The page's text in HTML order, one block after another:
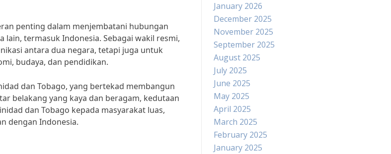
penting dalam menjembatani hubungan
termasuk Indonesia. Sebagai wakil resmi,
antara dua negara, tetapi juga untuk
budaya, dan pendidikan.
dan Tobago, yang bertekad membangun
belakang yang kaya dan beragam, kedutaan
dan Tobago kepada masyarakat luas,
dengan Indonesia.
January 2026
December 2025
November 2025
September 2025
August 2025
July 2025
June 2025
May 2025
April 2025
March 2025
February 2025
January 2025